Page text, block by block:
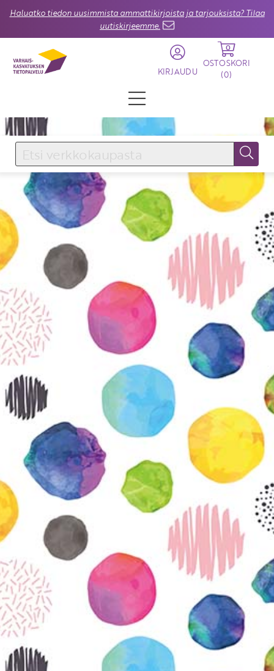
Haluatko tiedon uusimmista ammattikirjoista ja tarjouksista? Tilaa
uutiskirjeemme.
KIRJAUDU
0
OSTOSKORI
(0)
KIRJAUDU SISÄÄN
Käyttäjätunnus
Salasana
Unohtuiko salasana?
KIRJAUDU SISÄÄN
Etkö ole vielä Varhaiskasvatuksen Tietopalvelun
jäsen?